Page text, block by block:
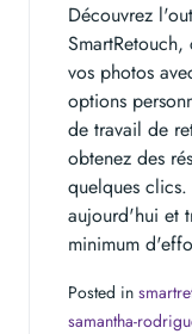
Découvrez
vos photos
options
de travail de
obtenez des
quelques clics.
aujourd'hui et
minimum
Posted in
samantha-